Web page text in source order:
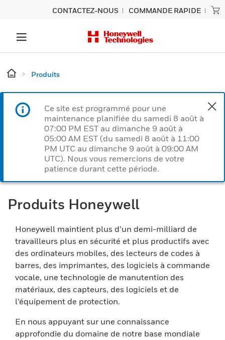
CONTACTEZ-NOUS COMMANDE RAPIDE
Produits
Ce site est programmé pour une
maintenance planifiée du samedi 8 août à
07:00 PM EST au dimanche 9 août à
05:00 AM EST (du samedi 8 août à 11:00
PM UTC au dimanche 9 août à 09:00 AM
UTC). Nous vous remercions de votre
patience durant cette période.
Produits Honeywell
Honeywell maintient plus d’un demi-milliard de
travailleurs plus en sécurité et plus productifs avec
des ordinateurs mobiles, des lecteurs de codes à
barres, des imprimantes, des logiciels à commande
vocale, une technologie de manutention des
matériaux, des capteurs, des logiciels et de
l’équipement de protection.
En nous appuyant sur une connaissance
approfondie du domaine de notre base mondiale